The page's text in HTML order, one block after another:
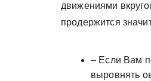
движениями
продержится
– Если Вам
выровнять